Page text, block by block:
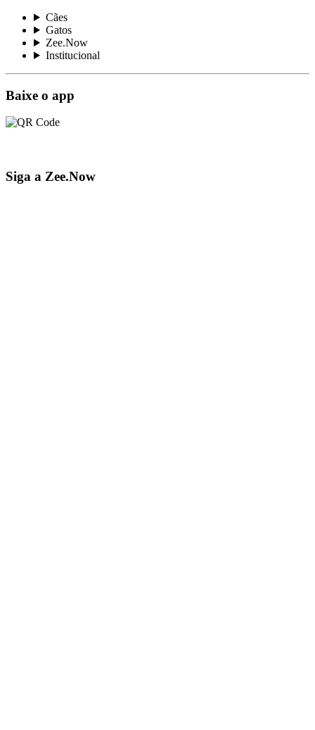
Cães
Gatos
Zee.Now
Institucional
Baixe o app
Siga a Zee.Now